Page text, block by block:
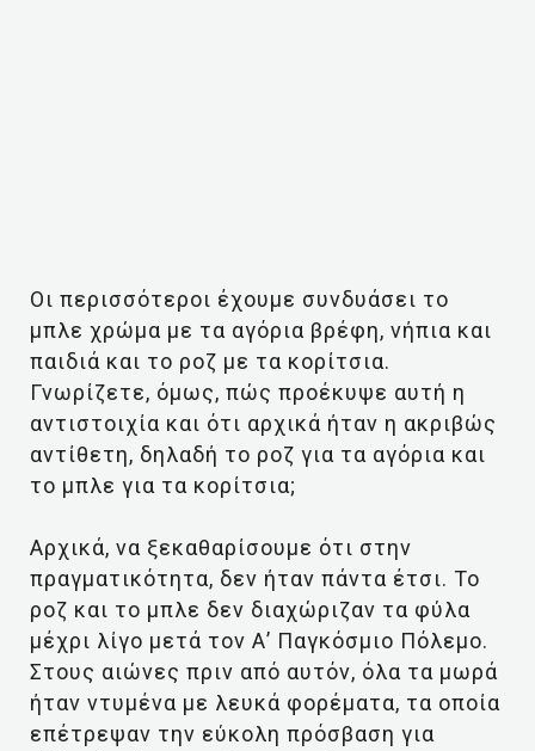
Οι περισσότεροι έχουμε συνδυάσει το
μπλε χρώμα με τα αγόρια βρέφη, νήπια και
παιδιά και το ροζ με τα κορίτσια.
Γνωρίζετε, όμως, πώς προέκυψε αυτή η
αντιστοιχία και ότι αρχικά ήταν η ακριβώς
αντίθετη, δηλαδή το ροζ για τα αγόρια και
το μπλε για τα κορίτσια;
Αρχικά, να ξεκαθαρίσουμε ότι στην
πραγματικότητα, δεν ήταν πάντα έτσι. Το
ροζ και το μπλε δεν διαχώριζαν τα φύλα
μέχρι λίγο μετά τον Α’ Παγκόσμιο Πόλεμο.
Στους αιώνες πριν από αυτόν, όλα τα μωρά
ήταν ντυμένα με λευκά φορέματα, τα οποία
επέτρεψαν την εύκολη πρόσβαση για